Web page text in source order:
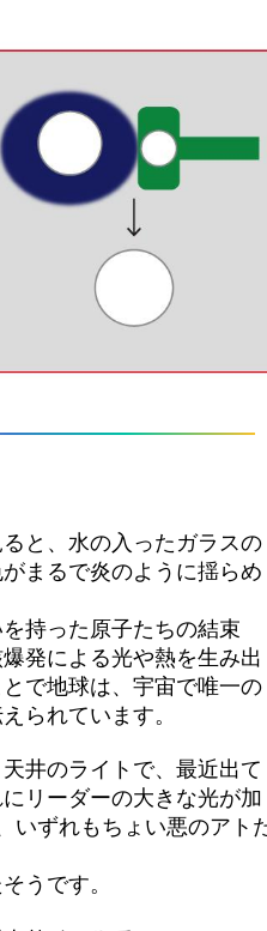
と、水の入ったガラスの
まるで炎のように揺らめ
持った原子たちの結束
発による光や熱を生み出
で地球は、宇宙で唯一の
られています。
井のライトで、最近出て
リーダーの大きな光が加
いずれもちょい悪のアト
うです。